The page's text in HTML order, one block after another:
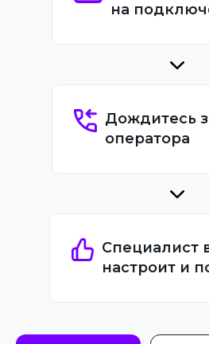
на
Дождитесь
оператора
Специалист
настроит и